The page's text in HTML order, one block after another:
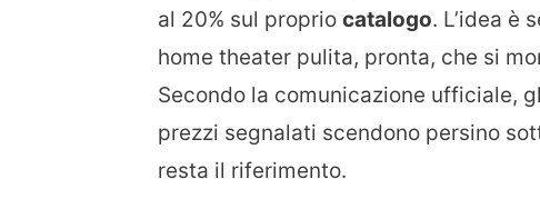
al 20% sul proprio catalogo. L’idea è
home theater pulita, pronta, che si
Secondo la comunicazione ufficiale,
prezzi segnalati scendono persino
resta il riferimento.